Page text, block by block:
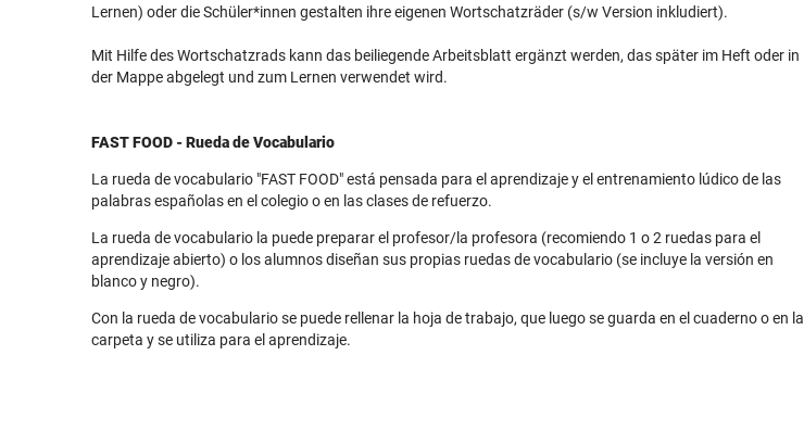
Lernen) oder die Schüler*innen gestalten ihre eigenen Wortschatzräder (s/w Version inkludiert).
Mit Hilfe des Wortschatzrads kann das beiliegende Arbeitsblatt ergänzt werden, das später im Heft oder in
der Mappe abgelegt und zum Lernen verwendet wird.
FAST FOOD - Rueda de Vocabulario
La rueda de vocabulario "FAST FOOD" está pensada para el aprendizaje y el entrenamiento lúdico de las
palabras españolas en el colegio o en las clases de refuerzo.
La rueda de vocabulario la puede preparar el profesor/la profesora (recomiendo 1 o 2 ruedas para el
aprendizaje abierto) o los alumnos diseñan sus propias ruedas de vocabulario (se incluye la versión en
blanco y negro).
Con la rueda de vocabulario se puede rellenar la hoja de trabajo, que luego se guarda en el cuaderno o en la
carpeta y se utiliza para el aprendizaje.